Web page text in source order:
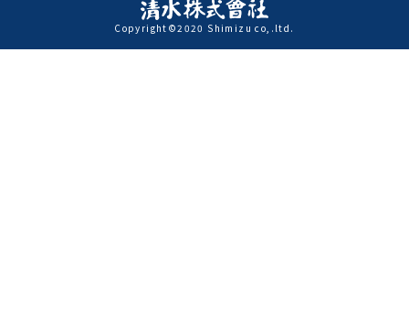
Copyright©2020 Shimizu co,.ltd.